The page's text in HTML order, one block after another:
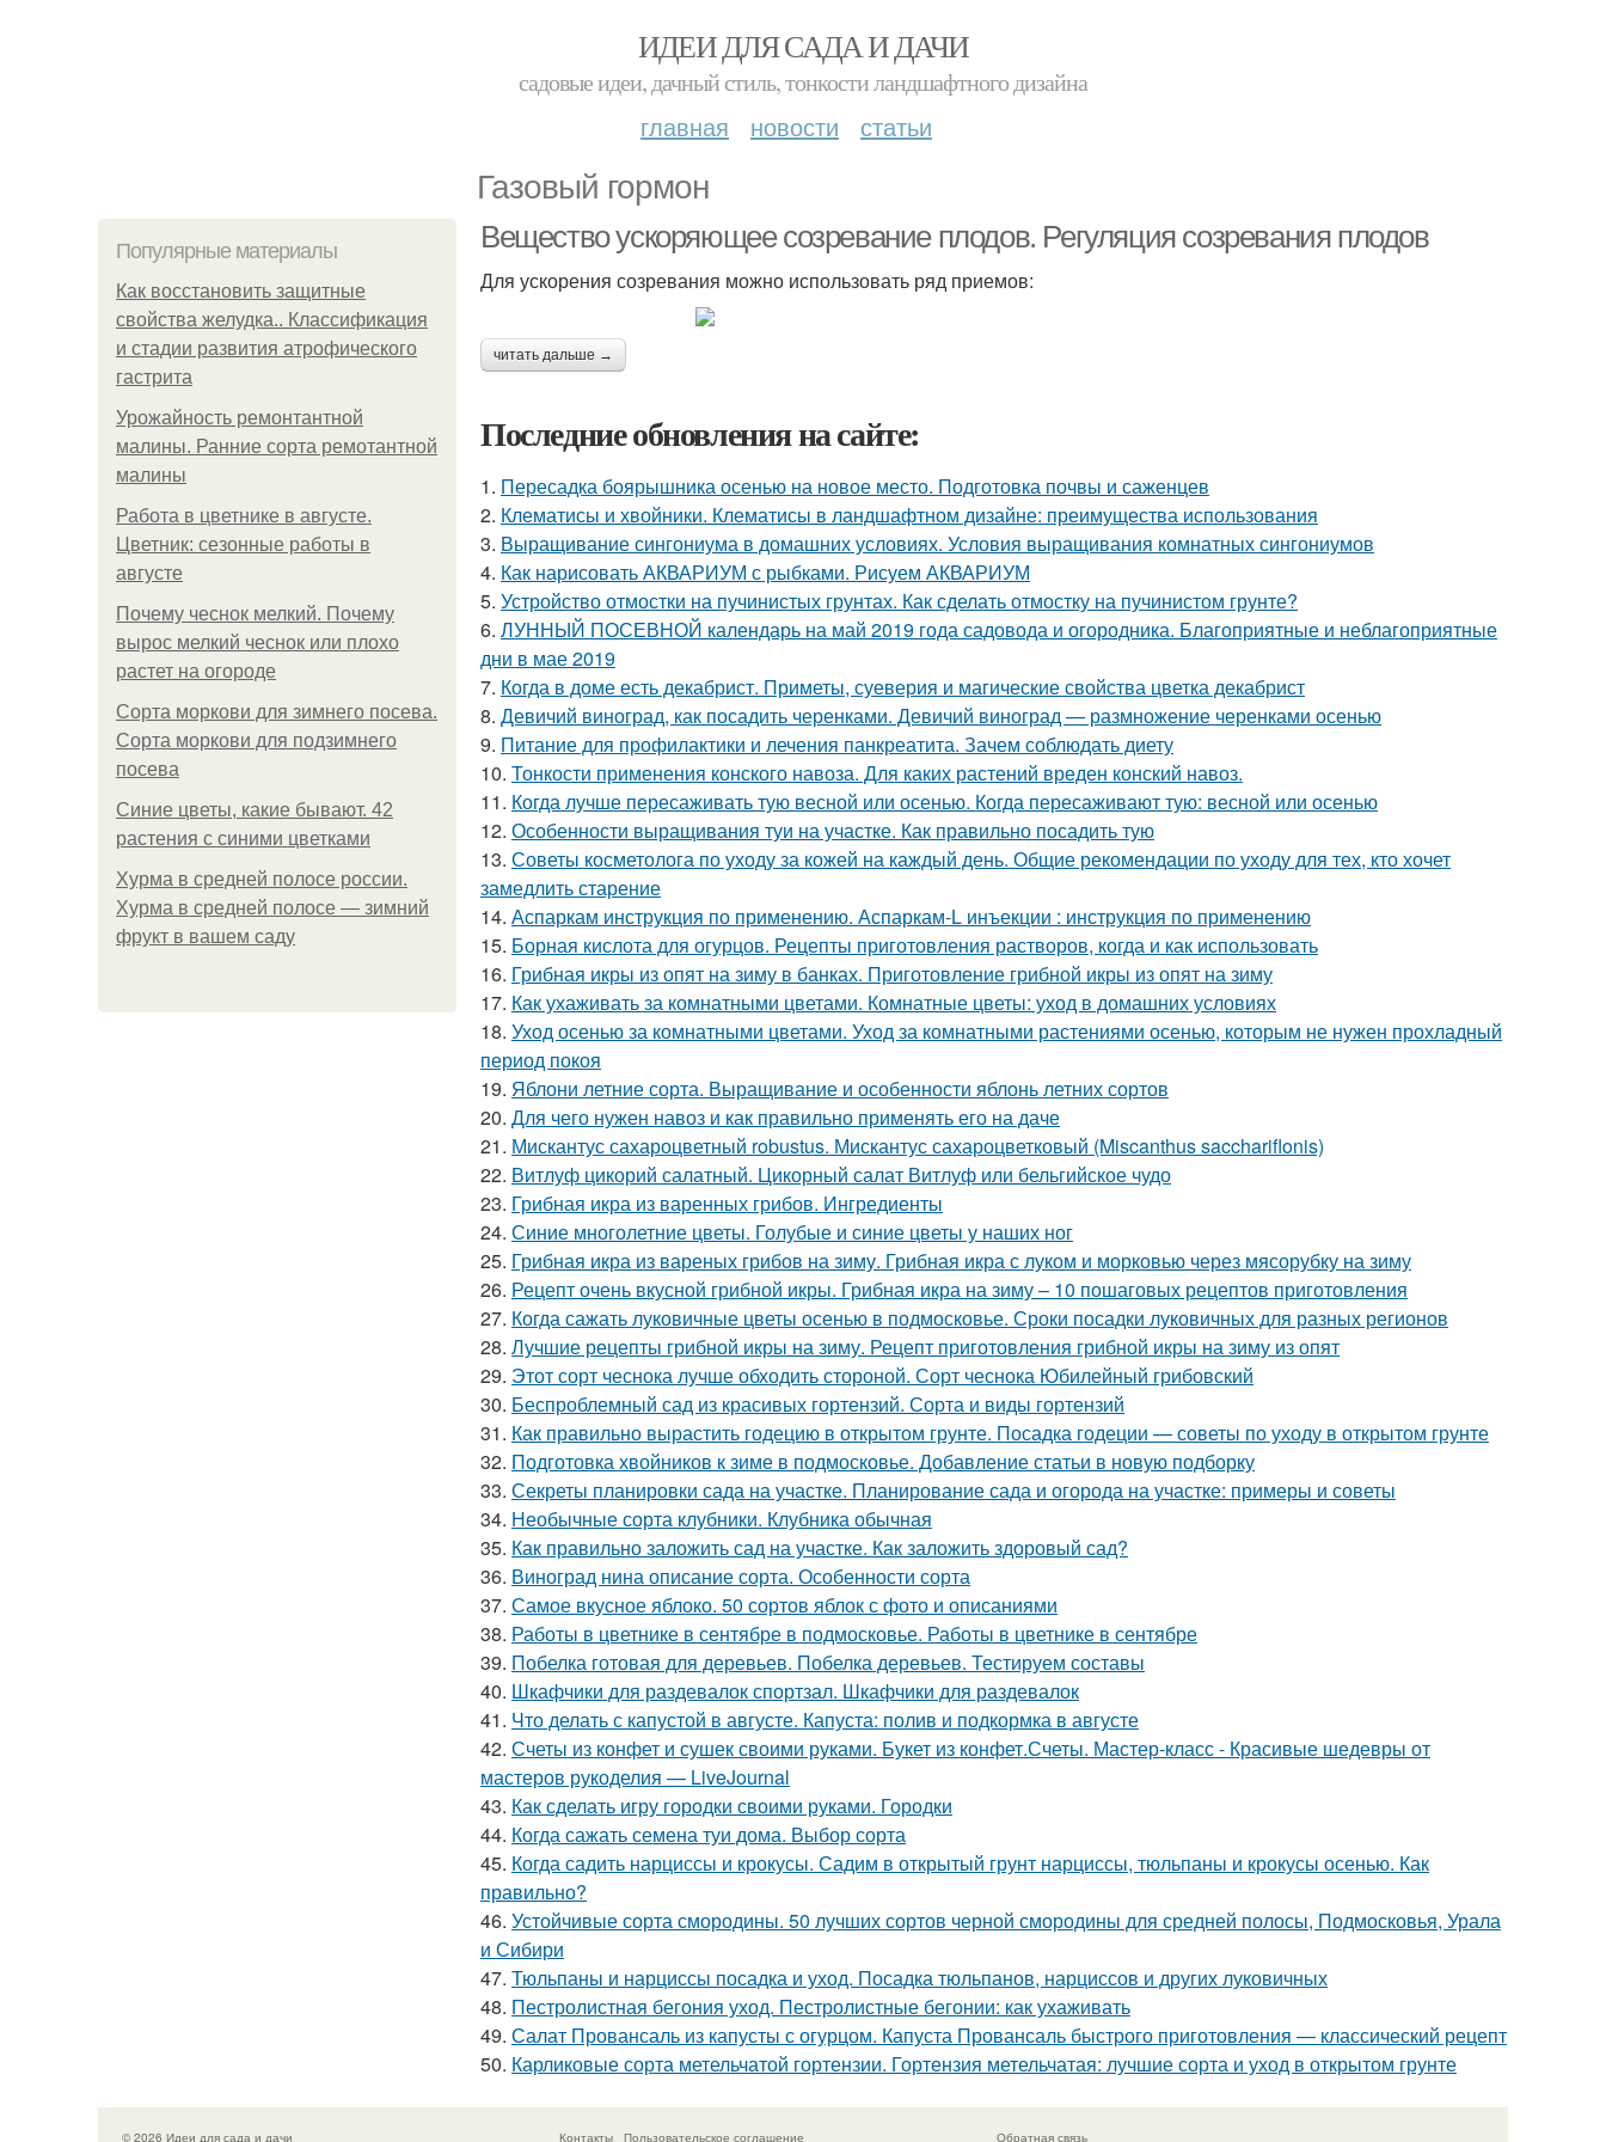
ИДЕИ ДЛЯ САДА И ДАЧИ
садовые идеи, дачный стиль, тонкости ландшафтного дизайна
главная новости статьи
Газовый гормон
Популярные материалы
Как восстановить защитные
свойства желудка.. Классификация
и стадии развития атрофического
гастрита
Урожайность ремонтантной
малины. Ранние сорта ремотантной
малины
Работа в цветнике в августе.
Цветник: сезонные работы в
августе
Почему чеснок мелкий. Почему
вырос мелкий чеснок или плохо
растет на огороде
Сорта моркови для зимнего посева.
Сорта моркови для подзимнего
посева
Синие цветы, какие бывают. 42
растения с синими цветками
Хурма в средней полосе россии.
Хурма в средней полосе — зимний
фрукт в вашем саду
Вещество ускоряющее созревание плодов. Регуляция созревания плодов
Для ускорения созревания можно использовать ряд приемов:
читать дальше →
Последние обновления на сайте:
1. Пересадка боярышника осенью на новое место. Подготовка почвы и саженцев
2. Клематисы и хвойники. Клематисы в ландшафтном дизайне: преимущества использования
3. Выращивание сингониума в домашних условиях. Условия выращивания комнатных сингониумов
4. Как нарисовать АКВАРИУМ с рыбками. Рисуем АКВАРИУМ
5. Устройство отмостки на пучинистых грунтах. Как сделать отмостку на пучинистом грунте?
6. ЛУННЫЙ ПОСЕВНОЙ календарь на май 2019 года садовода и огородника. Благоприятные и неблагоприятные
дни в мае 2019
7. Когда в доме есть декабрист. Приметы, суеверия и магические свойства цветка декабрист
8. Девичий виноград, как посадить черенками. Девичий виноград — размножение черенками осенью
9. Питание для профилактики и лечения панкреатита. Зачем соблюдать диету
10. Тонкости применения конского навоза. Для каких растений вреден конский навоз.
11. Когда лучше пересаживать тую весной или осенью. Когда пересаживают тую: весной или осенью
12. Особенности выращивания туи на участке. Как правильно посадить тую
13. Советы косметолога по уходу за кожей на каждый день. Общие рекомендации по уходу для тех, кто хочет
замедлить старение
14. Аспаркам инструкция по применению. Аспаркам-L инъекции : инструкция по применению
15. Борная кислота для огурцов. Рецепты приготовления растворов, когда и как использовать
16. Грибная икры из опят на зиму в банках. Приготовление грибной икры из опят на зиму
17. Как ухаживать за комнатными цветами. Комнатные цветы: уход в домашних условиях
18. Уход осенью за комнатными цветами. Уход за комнатными растениями осенью, которым не нужен прохладный
период покоя
19. Яблони летние сорта. Выращивание и особенности яблонь летних сортов
20. Для чего нужен навоз и как правильно применять его на даче
21. Мискантус сахароцветный robustus. Мискантус сахароцветковый (Miscanthus sacchariflonis)
22. Витлуф цикорий салатный. Цикорный салат Витлуф или бельгийское чудо
23. Грибная икра из варенных грибов. Ингредиенты
24. Синие многолетние цветы. Голубые и синие цветы у наших ног
25. Грибная икра из вареных грибов на зиму. Грибная икра с луком и морковью через мясорубку на зиму
26. Рецепт очень вкусной грибной икры. Грибная икра на зиму – 10 пошаговых рецептов приготовления
27. Когда сажать луковичные цветы осенью в подмосковье. Сроки посадки луковичных для разных регионов
28. Лучшие рецепты грибной икры на зиму. Рецепт приготовления грибной икры на зиму из опят
29. Этот сорт чеснока лучше обходить стороной. Сорт чеснока Юбилейный грибовский
30. Беспроблемный сад из красивых гортензий. Сорта и виды гортензий
31. Как правильно вырастить годецию в открытом грунте. Посадка годеции — советы по уходу в открытом грунте
32. Подготовка хвойников к зиме в подмосковье. Добавление статьи в новую подборку
33. Секреты планировки сада на участке. Планирование сада и огорода на участке: примеры и советы
34. Необычные сорта клубники. Клубника обычная
35. Как правильно заложить сад на участке. Как заложить здоровый сад?
36. Виноград нина описание сорта. Особенности сорта
37. Самое вкусное яблоко. 50 сортов яблок с фото и описаниями
38. Работы в цветнике в сентябре в подмосковье. Работы в цветнике в сентябре
39. Побелка готовая для деревьев. Побелка деревьев. Тестируем составы
40. Шкафчики для раздевалок спортзал. Шкафчики для раздевалок
41. Что делать с капустой в августе. Капуста: полив и подкормка в августе
42. Счеты из конфет и сушек своими руками. Букет из конфет.Счеты. Мастер-класс - Красивые шедевры от
мастеров рукоделия — LiveJournal
43. Как сделать игру городки своими руками. Городки
44. Когда сажать семена туи дома. Выбор сорта
45. Когда садить нарциссы и крокусы. Садим в открытый грунт нарциссы, тюльпаны и крокусы осенью. Как
правильно?
46. Устойчивые сорта смородины. 50 лучших сортов черной смородины для средней полосы, Подмосковья, Урала
и Сибири
47. Тюльпаны и нарциссы посадка и уход. Посадка тюльпанов, нарциссов и других луковичных
48. Пестролистная бегония уход. Пестролистные бегонии: как ухаживать
49. Салат Провансаль из капусты с огурцом. Капуста Провансаль быстрого приготовления — классический рецепт
50. Карликовые сорта метельчатой гортензии. Гортензия метельчатая: лучшие сорта и уход в открытом грунте
© 2026 Идеи для сада и дачи Контакты Пользовательское соглашение Обратная связь